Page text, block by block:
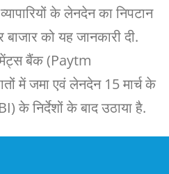
के लेनदेन का निपटान
को यह जानकारी दी.
बैंक (Paytm
में जमा एवं लेनदेन 15 मार्च के
के निर्देशों के बाद उठाया है.